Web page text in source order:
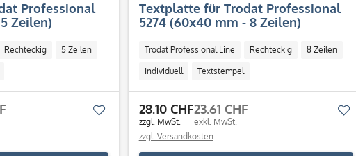
Professional
Zeilen)
Rechteckig 5 Zeilen
Merken
Textplatte für Trodat Professional
5274 (60x40 mm - 8 Zeilen)
Trodat Professional Line Rechteckig 8 Zeilen
Individuell Textstempel
28.10 CHF
zzgl. MwSt.
23.61 CHF
exkl. MwSt.
zzgl. Versandkosten